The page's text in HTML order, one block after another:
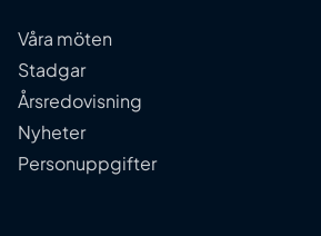
Våra möten
Stadgar
Årsredovisning
Nyheter
Personuppgifter